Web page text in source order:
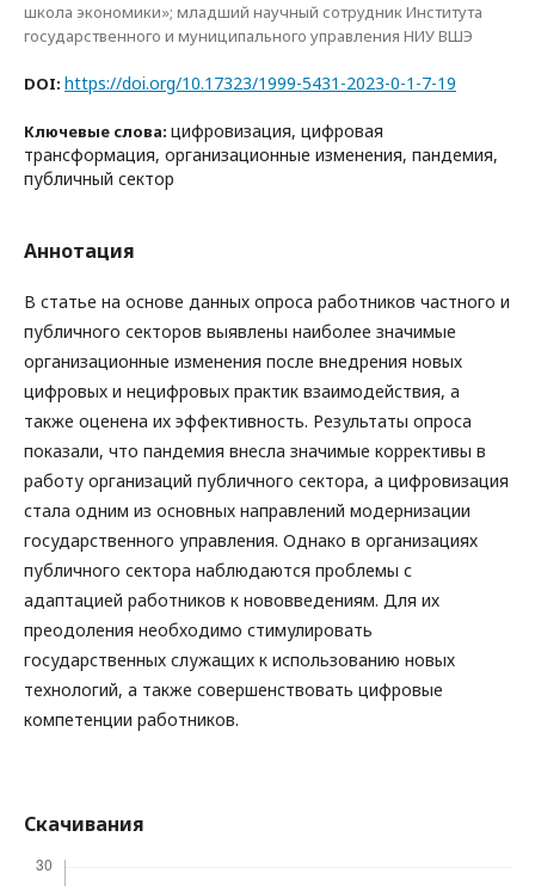
школа экономики»; младший научный сотрудник Института
государственного и муниципального управления НИУ ВШЭ
DOI: https://doi.org/10.17323/1999-5431-2023-0-1-7-19
Ключевые слова: цифровизация, цифровая
трансформация, организационные изменения, пандемия,
публичный сектор
Аннотация
В статье на основе данных опроса работников частного и
публичного секторов выявлены наиболее значимые
организационные изменения после внедрения новых
цифровых и нецифровых практик взаимодействия, а
также оценена их эффективность. Результаты опроса
показали, что пандемия внесла значимые коррективы в
работу организаций публичного сектора, а цифровизация
стала одним из основных направлений модернизации
государственного управления. Однако в организациях
публичного сектора наблюдаются проблемы с
адаптацией работников к нововведениям. Для их
преодоления необходимо стимулировать
государственных служащих к использованию новых
технологий, а также совершенствовать цифровые
компетенции работников.
Скачивания